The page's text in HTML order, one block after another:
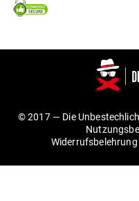
© 2017 — Die
Wider­rufs­be­lehrung